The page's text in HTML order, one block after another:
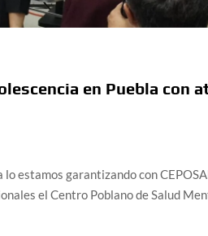
en Puebla con
estamos garantizando con
el Centro Poblano de Salud